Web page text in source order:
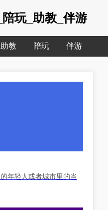
玩_助教_伴游
助教 陪玩 伴游
年轻人或者城市里的当